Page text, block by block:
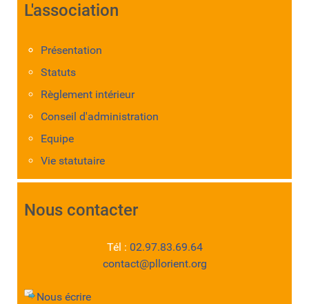
L'association
Présentation
Statuts
Règlement intérieur
Conseil d'administration
Equipe
Vie statutaire
Nous contacter
Tél : 02.97.83.69.64
contact@pllorient.org
Nous écrire